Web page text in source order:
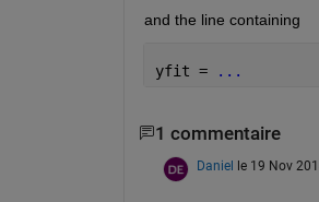
and the line containing
yfit = ...
1 commentaire
Daniel le 19 Nov